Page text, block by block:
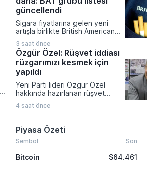
hızlandırmak amacıyla bu kararı
alırken sınır güvenliğinin
süreçten olumsuz
etkilenmediğini vurguladı.
güncellendi
Sigara fiyatlarına gelen yeni
artışla birlikte British American
fiyatları güncellendi. Tekel
Bayileri Yardımlaşma Derneği
Başkanı Erol Dündar tarafından
paylaşılan bilgilere göre zamlı
tarife 7 Ağustos tarihinden
itibaren tüm satış noktalarında
uygulanmaya başlanacak.
3 saat önce
Özgür Özel: Rüşvet iddiası
rüzgarımızı kesmek için
yapıldı
Yeni Parti lideri Özgür Özel
hakkında hazırlanan rüşvet
güncel oy potansiyeline dair
Gazeteci Murat Yetkin'e
konuşan Özel, dokunulmazlık
taleplerini siyasi bir hamle olarak
kampanyasıyla topladığı
4 saat önce
Piyasa Özeti
Sembol Son
Bitcoin $64.461